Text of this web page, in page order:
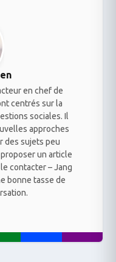
en chef de
centrés sur la
sociales. Il
approches
des sujets peu
un article
contacter – Jang
bonne tasse de